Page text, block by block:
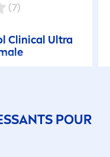
(7)
Clinical Ultra
POUR